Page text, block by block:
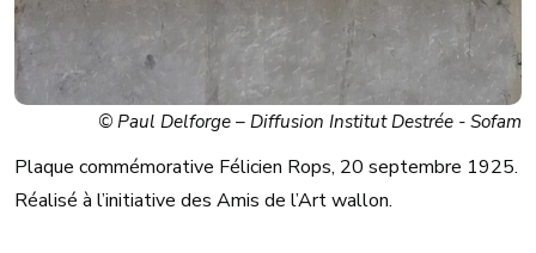
© Paul Delforge – Diffusion Institut Destrée - Sofam
Plaque commémorative Félicien Rops, 20 septembre 1925.
Réalisé à l’initiative des Amis de l’Art wallon.